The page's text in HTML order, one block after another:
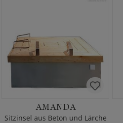
AMANDA
Sitzinsel aus Beton und Lärche